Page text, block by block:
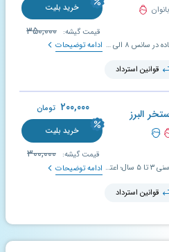
خرید بلیت
قیمت گیشه: ۳۵۰,۰۰۰
بلیت سانس صبحگاهی بانوان، قابل استفاده در سانس ۸ الی ۱۰ صبح؛ اعتبار بلیت تخفیف دار استخر ۱۰ روز است و در صورت عدم استفاده در مدت تعیین شده، قابل تمدید و استرداد می باشد. ادامه توضیحات
قوانین استرداد
۲۰۰,۰۰۰ تومان
خرید بلیت
قیمت گیشه: ۳۰۰,۰۰۰
قابل استفاده برای خردسالان عزیز در بازه سنی ۳ تا ۵ سال؛ اعتبار بلیت تخفیف دار استخریار ۱۰ روز است و در صورت عدم استفاده در بازه تعیین شده، قابل تمدید و استرداد می باشد. ادامه توضیحات
قوانین استرداد